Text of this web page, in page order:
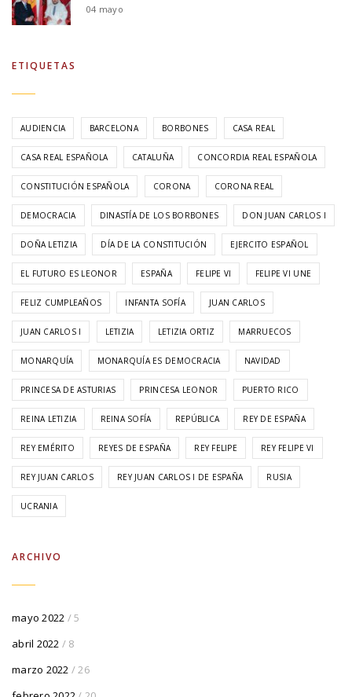
04 mayo
ETIQUETAS
AUDIENCIA BARCELONA BORBONES CASA REAL
CASA REAL ESPAÑOLA CATALUÑA CONCORDIA REAL ESPAÑOLA
CONSTITUCIÓN ESPAÑOLA CORONA CORONA REAL
DEMOCRACIA DINASTÍA DE LOS BORBONES DON JUAN CARLOS I
DOÑA LETIZIA DÍA DE LA CONSTITUCIÓN EJERCITO ESPAÑOL
EL FUTURO ES LEONOR ESPAÑA FELIPE VI FELIPE VI UNE
FELIZ CUMPLEAÑOS INFANTA SOFÍA JUAN CARLOS
JUAN CARLOS I LETIZIA LETIZIA ORTIZ MARRUECOS
MONARQUÍA MONARQUÍA ES DEMOCRACIA NAVIDAD
PRINCESA DE ASTURIAS PRINCESA LEONOR PUERTO RICO
REINA LETIZIA REINA SOFÍA REPÚBLICA REY DE ESPAÑA
REY EMÉRITO REYES DE ESPAÑA REY FELIPE REY FELIPE VI
REY JUAN CARLOS REY JUAN CARLOS I DE ESPAÑA RUSIA
UCRANIA
ARCHIVO
mayo 2022 / 5
abril 2022 / 8
marzo 2022 / 26